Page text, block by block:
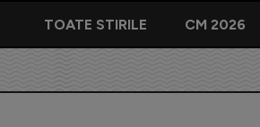
TOATE STIRILE CM 2026